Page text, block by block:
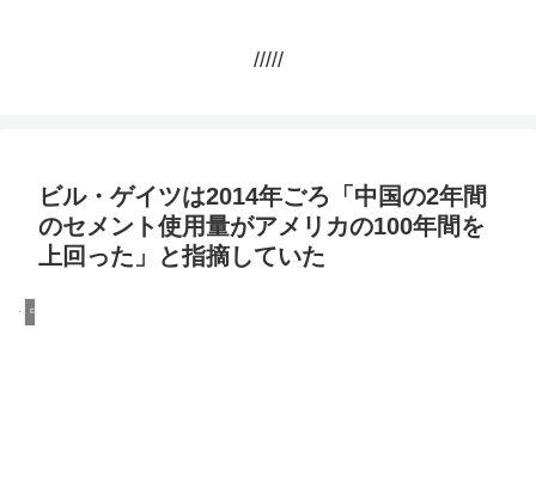
/////
ビル・ゲイツは2014年ごろ「中国の2年間
のセメント使用量がアメリカの100年間を
上回った」と指摘していた
中国